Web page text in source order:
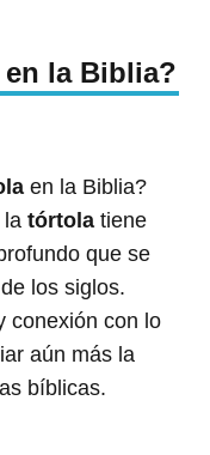
la Biblia?
en la Biblia?
la tórtola tiene
que se
los siglos.
conexión con lo
aún más la
bíblicas.